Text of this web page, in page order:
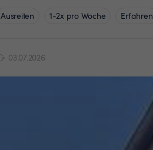
Ausreiten 1-2x pro Woche Erfahren
03.07.2026